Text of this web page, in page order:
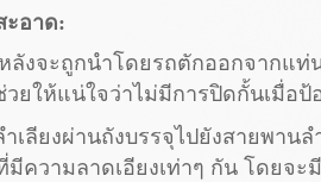
ะอาด:
ลังจะถูกนำโดยรถตักออกจากแ
ยให้แน่ใจว่าไม่มีการปิดกั้นเมื่อป้
ลียงผ่านถังบรรจุไปยังสายพาน
ความลาดเอียงเท่าๆ กัน โดยจ